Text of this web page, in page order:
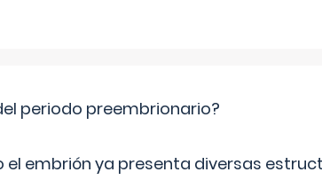
periodo preembrionario?
el embrión ya presenta diversas